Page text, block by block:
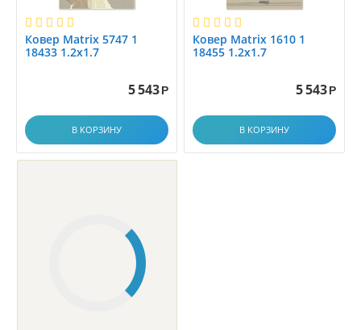
1.55x3.00
1.55x4.00
1.56x1.56
1.5x1.7
1.5x1.8
1.5x1.9
Ковер Matrix 5747 1
18433 1.2x1.7
5 543 Р
В КОРЗИНУ
Ковер Matrix 1610 1
18455 1.2x1.7
5 543 Р
В КОРЗИНУ